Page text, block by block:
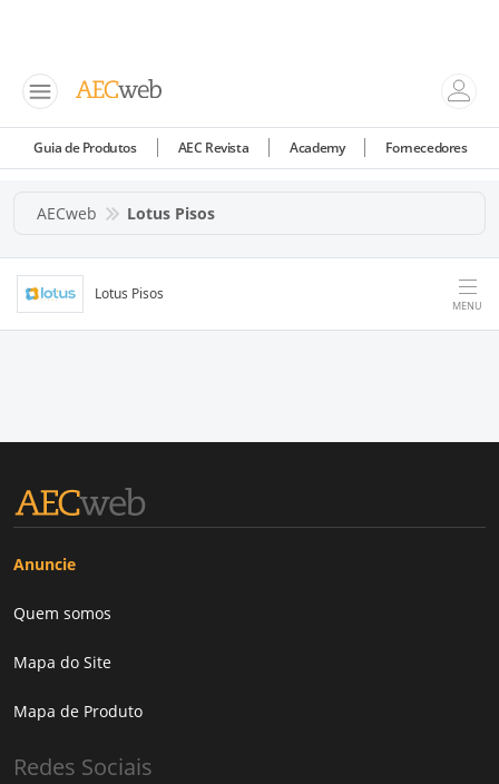
Guia de Produtos AEC Revista Academy Fornecedores
AECweb Lotus Pisos
Lotus Pisos
MENU
Anuncie
Quem somos
Mapa do Site
Mapa de Produto
Redes Sociais